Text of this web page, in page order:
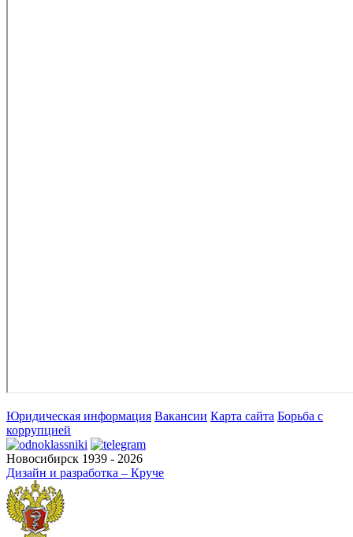
Юридическая информация Вакансии Карта сайта Борьба с
коррупцией
Новосибирск 1939 - 2026
Дизайн и разработка – Круче